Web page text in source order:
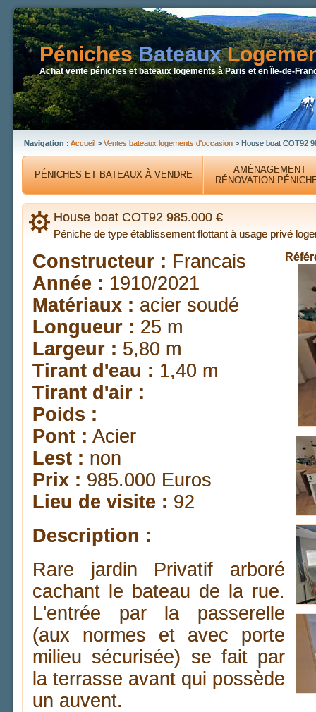
PénichesBateaux
Achat vente péniches et bateaux logements à Paris et en Île-de-
Navigation : Accueil > Ventes bateaux logements d'occasion > House boat COT92
PÉNICHES ET BATEAUX À VENDRE
AMÉNAGEMENT
RÉNOVATION
House boat COT92 985.000 €
Péniche de type établissement flottant à usage privé
Constructeur : Francais
Année : 1910/2021
Matériaux : acier soudé
Longueur : 25 m
Largeur : 5,80 m
Tirant d'eau : 1,40 m
Tirant d'air :
Poids :
Pont : Acier
Lest : non
Prix : 985.000 Euros
Lieu de visite : 92
Description :
Rare jardin Privatif arboré
cachant le bateau de la rue.
L'entrée par la passerelle
(aux normes et avec porte
milieu sécurisée) se fait par
la terrasse avant qui possède
un auvent.